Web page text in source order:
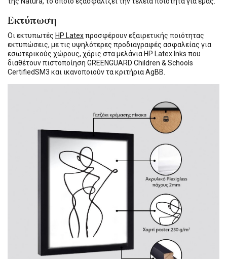
Εκτύπωση
Οι εκτυπωτές HP Latexπροσφέρουν εξαιρετικής ποιότητας
εκτυπώσεις, με τις υψηλότερες προδιαγραφές ασφαλείας για
εσωτερικούς χώρους, χάρις στα μελάνια HP Latex Inks που
διαθέτουν πιστοποίηση GREENGUARD Children & Schools
CertifiedSM3 και ικανοποιούν τα κριτήρια AgBB.